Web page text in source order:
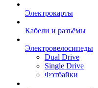
Электрокарты
Кабели и разъёмы
Электровелосипеды
Dual Drive
Single Drive
Фэтбайки